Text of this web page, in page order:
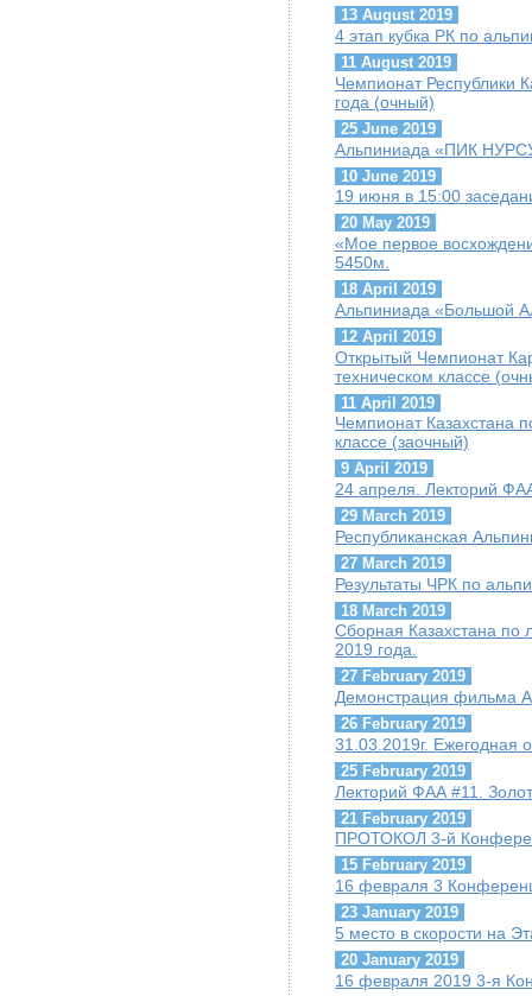
13 August 2019
4 этап кубка РК по
11 August 2019
Чемпионат Республики
года (очный)
25 June 2019
Альпиниада «ПИК
10 June 2019
19 июня в 15:00
20 May 2019
«Мое первое
5450м.
18 April 2019
Альпиниада «Большой
12 April 2019
Открытый Чемпионат
техническом классе
11 April 2019
Чемпионат Казахстана
классе (заочный)
9 April 2019
24 апреля. Лекторий
29 March 2019
Республиканская
27 March 2019
Результаты ЧРК по
18 March 2019
Сборная Казахстана по
2019 года.
27 February 2019
Демонстрация фильма
26 February 2019
31.03.2019г.
25 February 2019
Лекторий ФАА #11.
21 February 2019
ПРОТОКОЛ 3-й
15 February 2019
16 февраля 3
23 January 2019
5 место в скорости на
20 January 2019
16 февраля 2019 3-я